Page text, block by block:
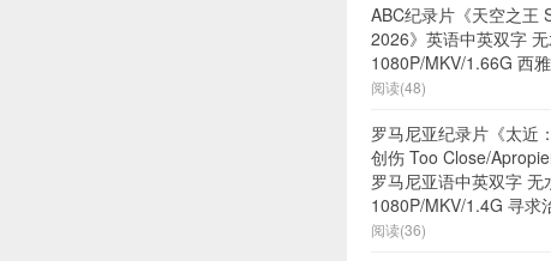
ABC纪录片《天空之王
2026》英语中英双字
1080P/MKV/1.66G 西
阅读(48)
罗马尼亚纪录片《太近
创伤 Too Close/
罗马尼亚语中英双字 无
1080P/MKV/1.4G 寻求
阅读(36)